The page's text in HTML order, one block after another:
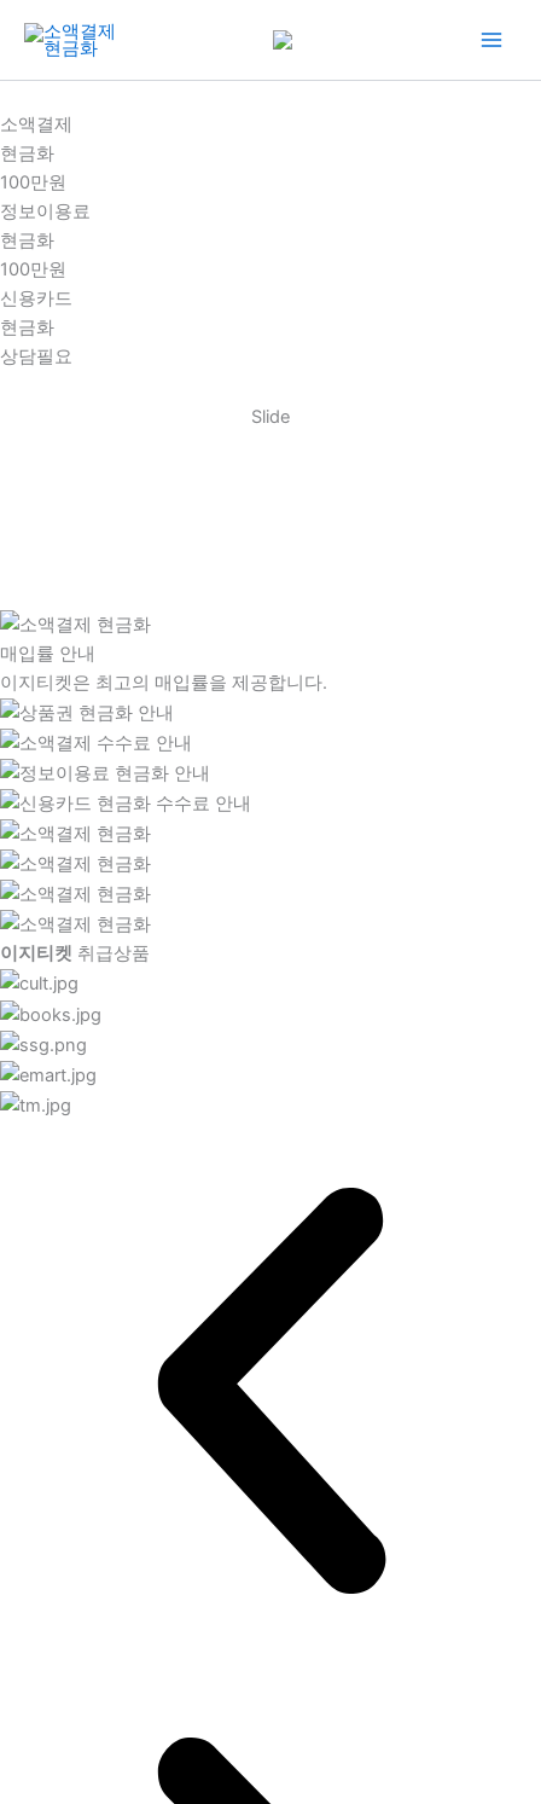
건
너
뛰
기
소액결제
현금화
100만원
정보이용료
현금화
100만원
신용카드
현금화
상담필요
Slide
매입률 안내
이지티켓은 최고의 매입률을 제공합니다.
이지티켓 취급상품